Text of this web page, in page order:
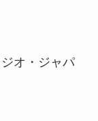
オ・ジャパ